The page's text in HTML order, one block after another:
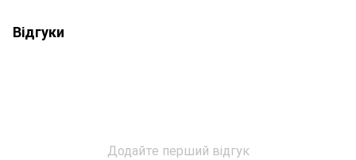
Відгуки
Додайте перший відгук